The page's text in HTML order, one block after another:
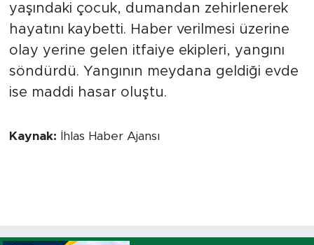
yaşındaki çocuk, dumandan zehirlenerek
hayatını kaybetti. Haber verilmesi üzerine
olay yerine gelen itfaiye ekipleri, yangını
söndürdü. Yangının meydana geldiği evde
ise maddi hasar oluştu.
Kaynak: İhlas Haber Ajansı